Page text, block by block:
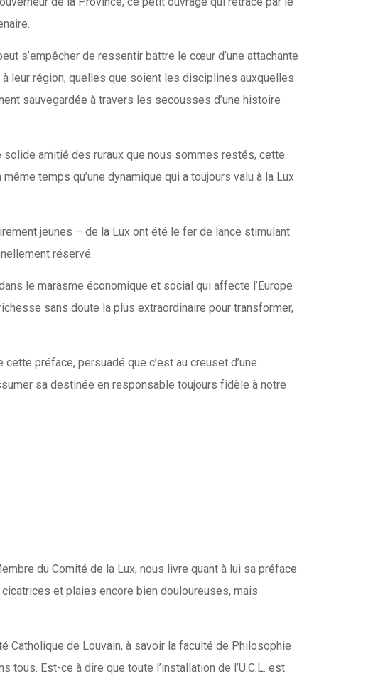
s’empêcher de ressentir battre le cœur d’une attachante
leur région, quelles que soient les disciplines auxquelles
sauvegardée à travers les secousses d’une histoire
amitié des ruraux que nous sommes restés, cette
temps qu’une dynamique qui a toujours valu à la Lux
jeunes – de la Lux ont été le fer de lance stimulant
réservé.
le marasme économique et social qui affecte l’Europe
sans doute la plus extraordinaire pour transformer,
préface, persuadé que c’est au creuset d’une
sa destinée en responsable toujours fidèle à notre
du Comité de la Lux, nous livre quant à lui sa préface
et plaies encore bien douloureuses, mais
Catholique de Louvain, à savoir la faculté de Philosophie
Est-ce à dire que toute l’installation de l’U.C.L. est